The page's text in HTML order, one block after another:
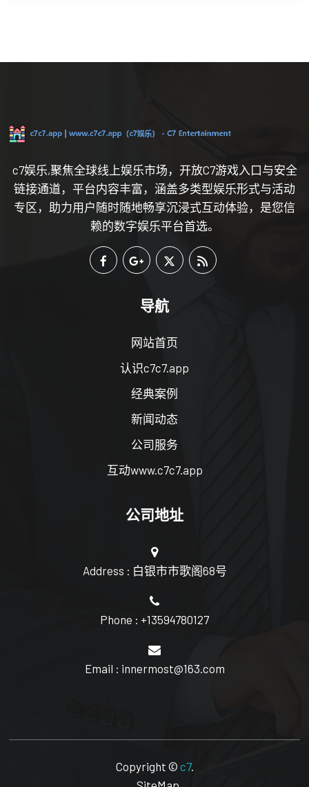
c7娱乐,聚焦全球线上娱乐市场，开放C7游戏入口与安全
链接通道，平台内容丰富，涵盖多类型娱乐形式与活动
专区，助力用户随时随地畅享沉浸式互动体验，是您信
赖的数字娱乐平台首选。
导航
网站首页
认识c7c7.app
经典案例
新闻动态
公司服务
互动www.c7c7.app
公司地址
Address : 白银市市歌阁68号
Phone : +13594780127
Email : innermost@163.com
Copyright © c7.